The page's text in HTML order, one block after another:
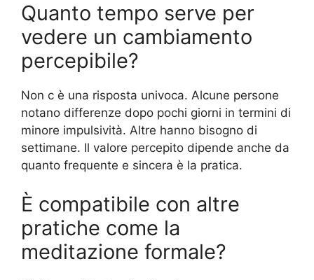
Quanto tempo serve per
vedere un cambiamento
percepibile?
Non c è una risposta univoca. Alcune persone
notano differenze dopo pochi giorni in termini di
minore impulsività. Altre hanno bisogno di
settimane. Il valore percepito dipende anche da
quanto frequente e sincera è la pratica.
È compatibile con altre
pratiche come la
meditazione formale?